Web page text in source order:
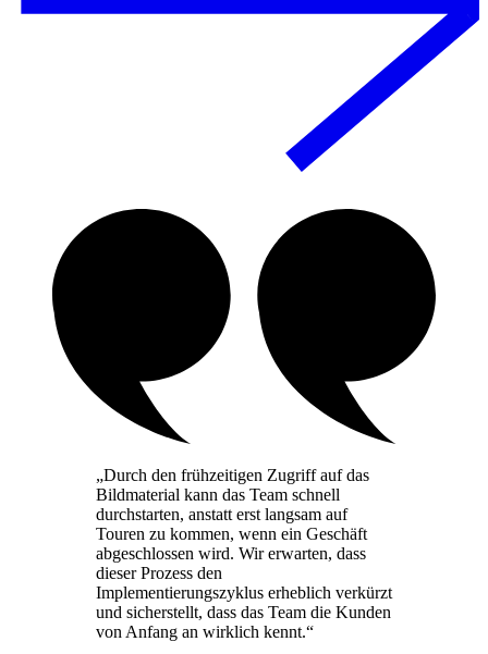
„Durch den frühzeitigen Zugriff auf das
Bildmaterial kann das Team schnell
durchstarten, anstatt erst langsam auf
Touren zu kommen, wenn ein Geschäft
abgeschlossen wird. Wir erwarten, dass
dieser Prozess den
Implementierungszyklus erheblich verkürzt
und sicherstellt, dass das Team die Kunden
von Anfang an wirklich kennt.“